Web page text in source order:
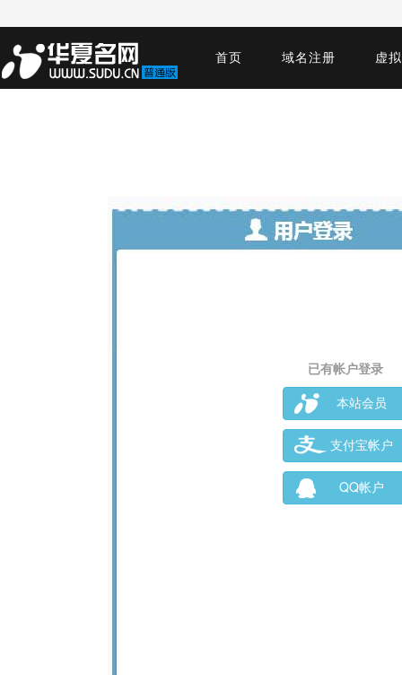
首页 域名注册 虚
已有帐户登录
本站会员
支付宝帐户
QQ帐户